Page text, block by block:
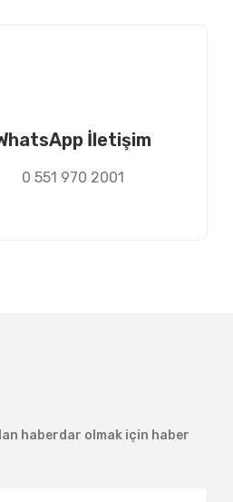
İletişim
0 551 970 2001
haberdar olmak için haber